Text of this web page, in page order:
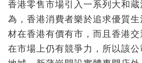
香港零售市場引入一系列大和
為，香港消費者樂於追求優質
材在香港有價有市，而且香港
在市場上仍有競爭力，所以該